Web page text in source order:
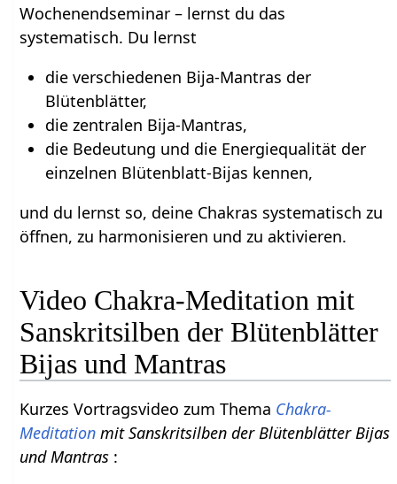
Wochenendseminar – lernst du das
systematisch. Du lernst
die verschiedenen Bija-Mantras der
Blütenblätter,
die zentralen Bija-Mantras,
die Bedeutung und die Energiequalität der
einzelnen Blütenblatt-Bijas kennen,
und du lernst so, deine Chakras systematisch zu
öffnen, zu harmonisieren und zu aktivieren.
Video Chakra-Meditation mit
Sanskritsilben der Blütenblätter
Bijas und Mantras
Kurzes Vortragsvideo zum Thema Chakra-
Meditation mit Sanskritsilben der Blütenblätter Bijas
und Mantras :